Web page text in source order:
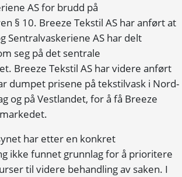
AS for brudd på
§ 10. Breeze Tekstil AS har anført at
Sentralvaskeriene AS har delt
seg på det sentrale
Breeze Tekstil AS har videre anført
dumpet prisene på tekstilvask i Nord-
og på Vestlandet, for å få Breeze
har etter en konkret
ikke funnet grunnlag for å prioritere
til videre behandling av saken. I